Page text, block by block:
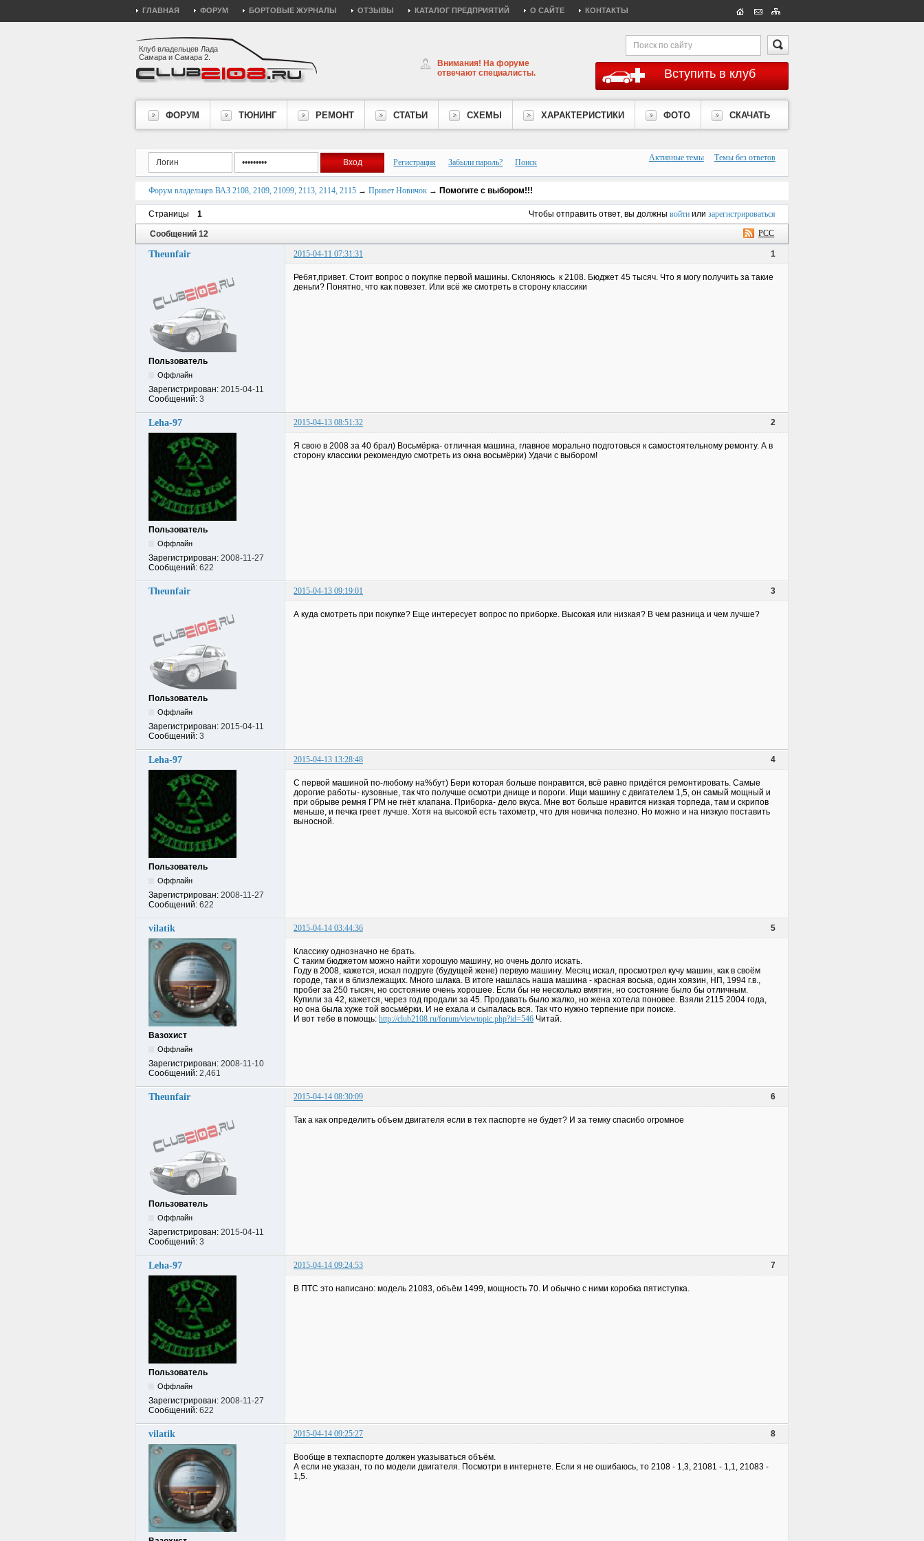
ГЛАВНАЯ ФОРУМ БОРТОВЫЕ ЖУРНАЛЫ ОТЗЫВЫ КАТАЛОГ ПРЕДПРИЯТИЙ О САЙТЕ КОНТАКТЫ
Клуб владельцев Лада
Самара и Самара 2.
Вступить в клуб
Внимания! На форуме
отвечают специалисты.
ФОРУМ ТЮНИНГ РЕМОНТ СТАТЬИ СХЕМЫ ХАРАКТЕРИСТИКИ ФОТО СКАЧАТЬ
Регистрация Забыли пароль? Поиск Активные темы Темы без ответов
Форум владельцев ВАЗ 2108, 2109, 21099, 2113, 2114, 2115 → Привет Новичок → Помогите с выбором!!!
Страницы 1 Чтобы отправить ответ, вы должны войтиили зарегистрироваться
РСС
Сообщений 12
1
Theunfair 2015-04-11 07:31:31
Пользователь
Оффлайн
Зарегистрирован: 2015-04-11
Сообщений: 3
Ребят,привет. Стоит вопрос о покупке первой машины. Склоняюсь к 2108. Бюджет 45 тысяч. Что я могу получить за такие
деньги? Понятно, что как повезет. Или всё же смотреть в сторону классики
2
Leha-97 2015-04-13 08:51:32
Пользователь
Оффлайн
Зарегистрирован: 2008-11-27
Сообщений: 622
Я свою в 2008 за 40 брал) Восьмёрка- отличная машина, главное морально подготовься к самостоятельному ремонту. А в
сторону классики рекомендую смотреть из окна восьмёрки) Удачи с выбором!
3
Theunfair 2015-04-13 09:19:01
Пользователь
Оффлайн
Зарегистрирован: 2015-04-11
Сообщений: 3
А куда смотреть при покупке? Еще интересует вопрос по приборке. Высокая или низкая? В чем разница и чем лучше?
4
Leha-97 2015-04-13 13:28:48
Пользователь
Оффлайн
Зарегистрирован: 2008-11-27
Сообщений: 622
С первой машиной по-любому на%бут) Бери которая больше понравится, всё равно придётся ремонтировать. Самые
дорогие работы- кузовные, так что получше осмотри днище и пороги. Ищи машину с двигателем 1,5, он самый мощный и
при обрыве ремня ГРМ не гнёт клапана. Приборка- дело вкуса. Мне вот больше нравится низкая торпеда, там и скрипов
меньше, и печка греет лучше. Хотя на высокой есть тахометр, что для новичка полезно. Но можно и на низкую поставить
выносной.
5
vilatik 2015-04-14 03:44:36
Вазохист
Оффлайн
Зарегистрирован: 2008-11-10
Сообщений: 2,461
Классику однозначно не брать.
С таким бюджетом можно найти хорошую машину, но очень долго искать.
Году в 2008, кажется, искал подруге (будущей жене) первую машину. Месяц искал, просмотрел кучу машин, как в своём
городе, так и в близлежащих. Много шлака. В итоге нашлась наша машина - красная воська, один хоязин, НП, 1994 г.в.,
пробег за 250 тысяч, но состояние очень хорошее. Если бы не несколько вмятин, но состояние было бы отличным.
Купили за 42, кажется, через год продали за 45. Продавать было жалко, но жена хотела поновее. Взяли 2115 2004 года,
но она была хуже той восьмёрки. И не ехала и сыпалась вся. Так что нужно терпение при поиске.
И вот тебе в помощь: http://club2108.ru/forum/viewtopic.php?id=546 Читай.
6
Theunfair 2015-04-14 08:30:09
Пользователь
Оффлайн
Зарегистрирован: 2015-04-11
Сообщений: 3
Так а как определить объем двигателя если в тех паспорте не будет? И за темку спасибо огромное
7
Leha-97 2015-04-14 09:24:53
Пользователь
Оффлайн
Зарегистрирован: 2008-11-27
Сообщений: 622
В ПТС это написано: модель 21083, объём 1499, мощность 70. И обычно с ними коробка пятиступка.
8
vilatik 2015-04-14 09:25:27
Вообще в техпаспорте должен указываться объём.
А если не указан, то по модели двигателя. Посмотри в интернете. Если я не ошибаюсь, то 2108 - 1,3, 21081 - 1,1, 21083 -
1,5.